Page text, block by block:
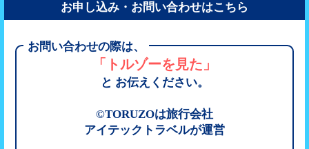
お申し込み・お問い合わせはこちら
お問い合わせの際は、
「トルゾーを見た」
と お伝えください。
©TORUZOは旅行会社
アイテックトラベルが運営